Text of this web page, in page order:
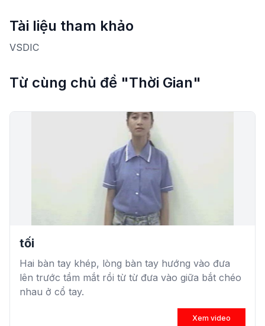
Tài liệu tham khảo
VSDIC
Từ cùng chủ đề "Thời Gian"
tối
Hai bàn tay khép, lòng bàn tay hướng vào đưa
lên trước tầm mắt rồi từ từ đưa vào giữa bắt chéo
nhau ở cổ tay.
Xem video